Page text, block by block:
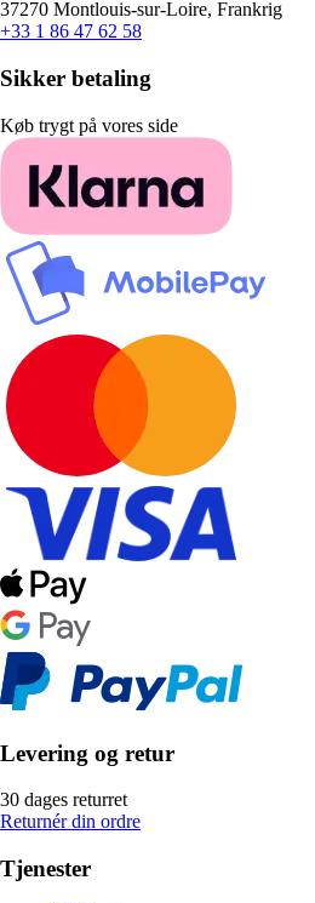
37270 Montlouis-sur-Loire, Frankrig
+33 1 86 47 62 58
Sikker betaling
Køb trygt på vores side
Levering og retur
30 dages returret
Returnér din ordre
Tjenester